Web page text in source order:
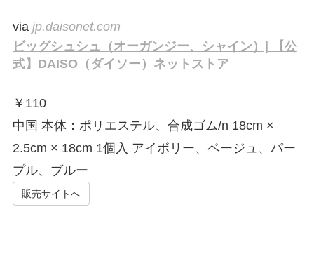
via jp.daisonet.com
ビッグシュシュ（オーガンジー、シャイン）| 【公
式】DAISO（ダイソー）ネットストア
￥ 110
中国 本体：ポリエステル、合成ゴム/n 18cm ×
2.5cm × 18cm 1個入 アイボリー、ベージュ、パー
プル、ブルー
販売サイトへ